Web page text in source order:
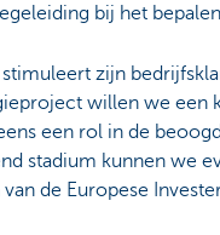
bij het
stimuleert zijn
willen we een
een rol in de
stadium kunnen we
van de Europese